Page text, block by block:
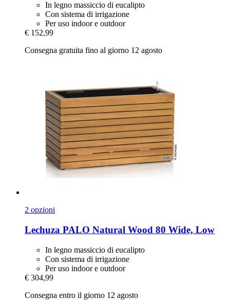
In legno massiccio di eucalipto
Con sistema di irrigazione
Per uso indoor e outdoor
€ 152,99
Consegna gratuita fino al giorno 12 agosto
2 opzioni
Lechuza PALO Natural Wood 80 Wide, Low
In legno massiccio di eucalipto
Con sistema di irrigazione
Per uso indoor e outdoor
€ 304,99
Consegna entro il giorno 12 agosto